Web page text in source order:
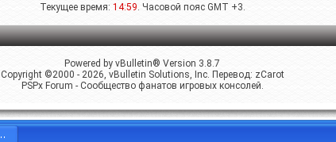
Текущее время: 14:59. Часовой пояс GMT +3.
Powered by vBulletin® Version 3.8.7
Copyright ©2000 - 2026, vBulletin Solutions, Inc. Перевод: zCarot
PSPx Forum - Сообщество фанатов игровых консолей.